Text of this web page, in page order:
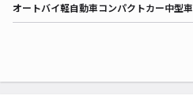
オートバイ軽自動車コンパクトカー中型車